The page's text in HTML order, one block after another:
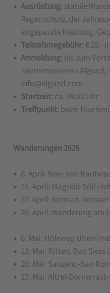
Ausrüstung:stabile
Regenschutz, der
angepasste Kleidung,
Teilnahmegebühr:€ 25,-
Anmeldung:bis zum
Tourismusverein Algund,
info@algund.com
Startzeit:ca. 09:00 Uhr
Treffpunkt:beim
Wanderungen 2026
8. April: Neu- und
15. April: Magreid-Söll
22. April: Sirmian-
29. April: Wanderung am
6. Mai: Höfeweg Ulten
13. Mai: Ritten, Bad Siess
20. Mai: Sanzeno-San
27. Mai: Altrei-